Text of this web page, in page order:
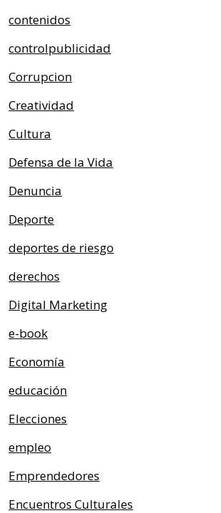
contenidos
controlpublicidad
Corrupcion
Creatividad
Cultura
Defensa de la Vida
Denuncia
Deporte
deportes de riesgo
derechos
Digital Marketing
e-book
Economía
educación
Elecciones
empleo
Emprendedores
Encuentros Culturales